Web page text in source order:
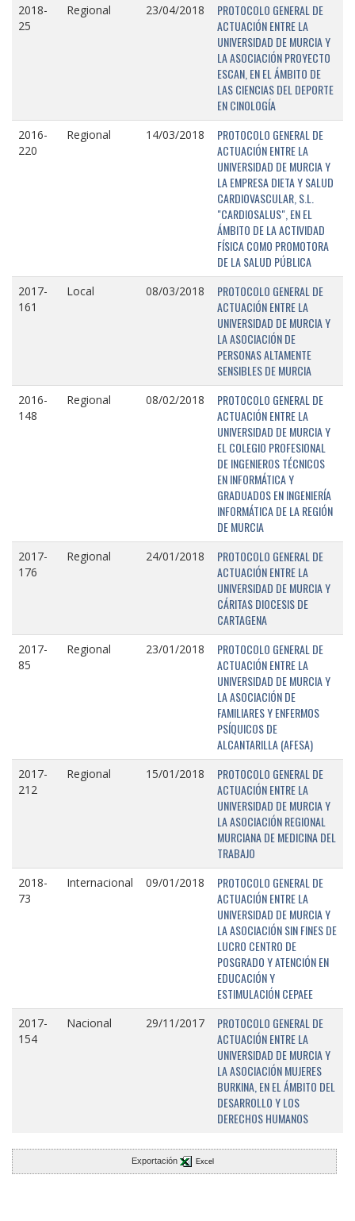
2018-
25
Regional 23/04/2018
PROTOCOLO GENERAL DE
ACTUACIÓN ENTRE LA
UNIVERSIDAD DE MURCIA Y
LA ASOCIACIÓN PROYECTO
ESCAN, EN EL ÁMBITO DE
LAS CIENCIAS DEL DEPORTE
EN CINOLOGÍA
2016-
220
Regional 14/03/2018
PROTOCOLO GENERAL DE
ACTUACIÓN ENTRE LA
UNIVERSIDAD DE MURCIA Y
LA EMPRESA DIETA Y SALUD
CARDIOVASCULAR, S.L.
"CARDIOSALUS", EN EL
ÁMBITO DE LA ACTIVIDAD
FÍSICA COMO PROMOTORA
DE LA SALUD PÚBLICA
2017-
161
Local 08/03/2018
PROTOCOLO GENERAL DE
ACTUACIÓN ENTRE LA
UNIVERSIDAD DE MURCIA Y
LA ASOCIACIÓN DE
PERSONAS ALTAMENTE
SENSIBLES DE MURCIA
2016-
148
Regional 08/02/2018
PROTOCOLO GENERAL DE
ACTUACIÓN ENTRE LA
UNIVERSIDAD DE MURCIA Y
EL COLEGIO PROFESIONAL
DE INGENIEROS TÉCNICOS
EN INFORMÁTICA Y
GRADUADOS EN INGENIERÍA
INFORMÁTICA DE LA REGIÓN
DE MURCIA
2017-
176
Regional 24/01/2018
PROTOCOLO GENERAL DE
ACTUACIÓN ENTRE LA
UNIVERSIDAD DE MURCIA Y
CÁRITAS DIOCESIS DE
CARTAGENA
2017-
85
Regional 23/01/2018
PROTOCOLO GENERAL DE
ACTUACIÓN ENTRE LA
UNIVERSIDAD DE MURCIA Y
LA ASOCIACIÓN DE
FAMILIARES Y ENFERMOS
PSÍQUICOS DE
ALCANTARILLA (AFESA)
2017-
212
Regional 15/01/2018
PROTOCOLO GENERAL DE
ACTUACIÓN ENTRE LA
UNIVERSIDAD DE MURCIA Y
LA ASOCIACIÓN REGIONAL
MURCIANA DE MEDICINA DEL
TRABAJO
2018-
73
Internacional 09/01/2018
PROTOCOLO GENERAL DE
ACTUACIÓN ENTRE LA
UNIVERSIDAD DE MURCIA Y
LA ASOCIACIÓN SIN FINES DE
LUCRO CENTRO DE
POSGRADO Y ATENCIÓN EN
EDUCACIÓN Y
ESTIMULACIÓN CEPAEE
2017-
154
Nacional 29/11/2017
PROTOCOLO GENERAL DE
ACTUACIÓN ENTRE LA
UNIVERSIDAD DE MURCIA Y
LA ASOCIACIÓN MUJERES
BURKINA, EN EL ÁMBITO DEL
DESARROLLO Y LOS
DERECHOS HUMANOS
Exportación Excel